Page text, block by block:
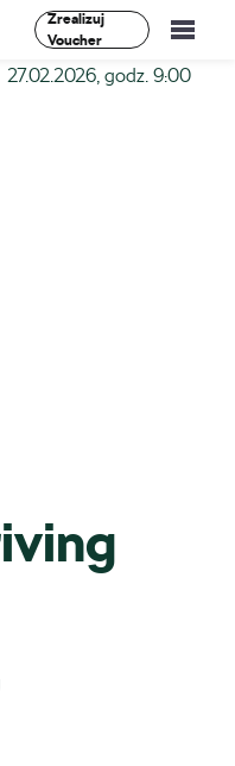
Zrealizuj
Voucher
Safe Driving I Stopień –
27.02.2026, godz. 9:00